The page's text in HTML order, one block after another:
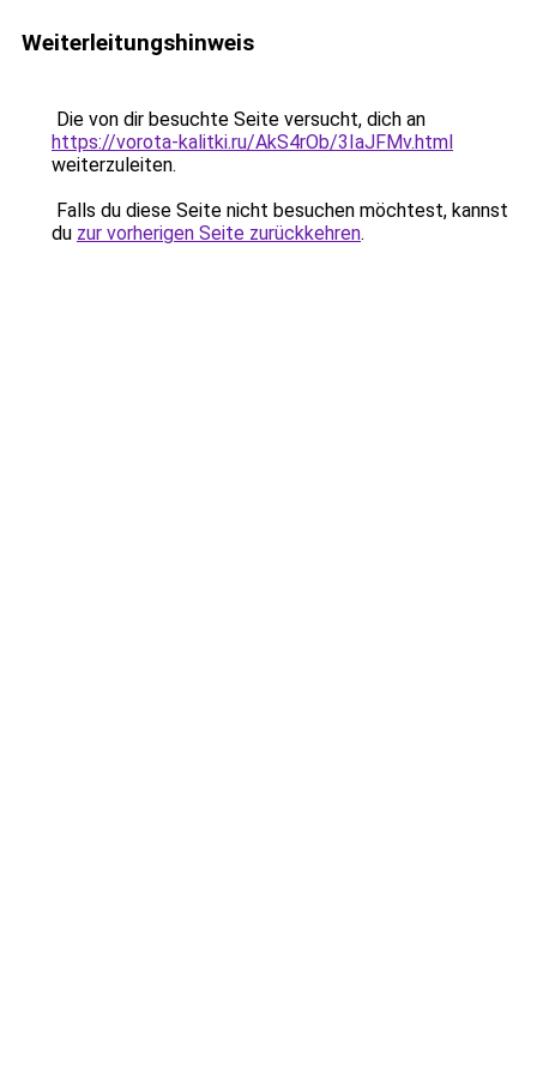
Weiterleitungshinweis
Die von dir besuchte Seite versucht, dich an
https://vorota-kalitki.ru/AkS4rOb/3IaJFMv.html
weiterzuleiten.
Falls du diese Seite nicht besuchen möchtest, kannst
du zur vorherigen Seite zurückkehren.